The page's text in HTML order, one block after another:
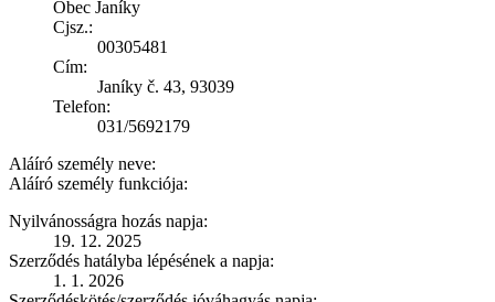
Obec Janíky
Cjsz.:
00305481
Cím:
Janíky č. 43, 93039
Telefon:
031/5692179
Aláíró személy neve:
Aláíró személy funkciója:
Nyilvánosságra hozás napja:
19. 12. 2025
Szerződés hatályba lépésének a napja:
1. 1. 2026